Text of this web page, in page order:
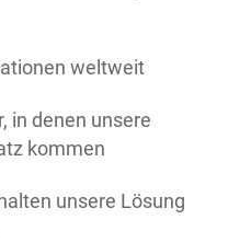
weltweit
in denen unsere
kommen
unsere Lösung